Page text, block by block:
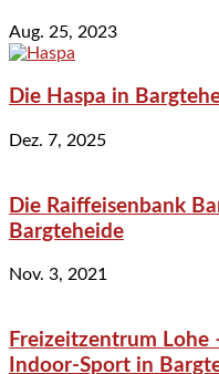
Aug. 25, 2023
Die Haspa in
Dez. 7, 2025
Die Raiffeisenbank
Bargteheide
Nov. 3, 2021
Freizeitzentrum
Indoor-Sport in